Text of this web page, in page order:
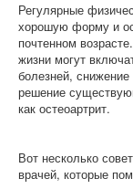
Лучшие
Отзывы о
Регулярные
хорошую форму и
почтенном
жизни могут
болезней,
решение
как остеоартрит.
Вот несколько
врачей, которые